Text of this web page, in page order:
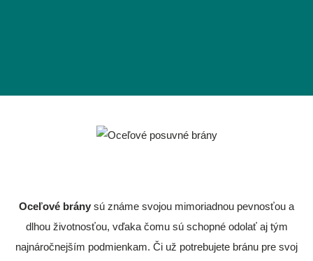
Oceľové brány sú známe svojou mimoriadnou pevnosťou a
dlhou životnosťou, vďaka čomu sú schopné odolať aj tým
najnáročnejším podmienkam. Či už potrebujete bránu pre svoj